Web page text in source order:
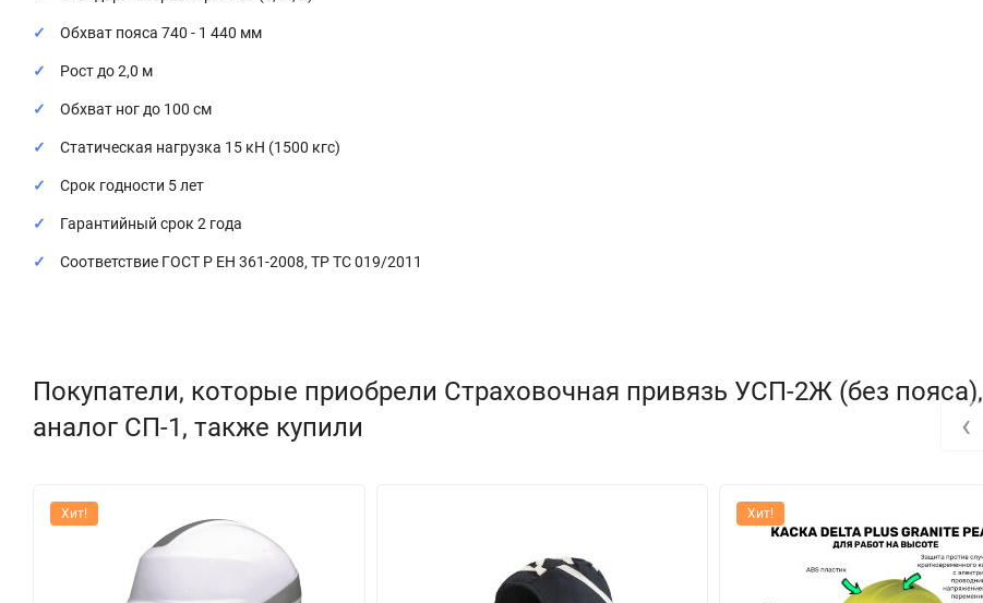
Обхват пояса 740 - 1 440 мм
Рост до 2,0 м
Обхват ног до 100 см
Статическая нагрузка 15 кН (1500 кгс)
Срок годности 5 лет
Гарантийный срок 2 года
Соответствие ГОСТ Р ЕН 361-2008, ТР ТС 019/2011
Покупатели, которые приобрели Страховочная привязь УСП-2Ж (без пояса),
аналог СП-1, также купили
Хит! Хит!
‹